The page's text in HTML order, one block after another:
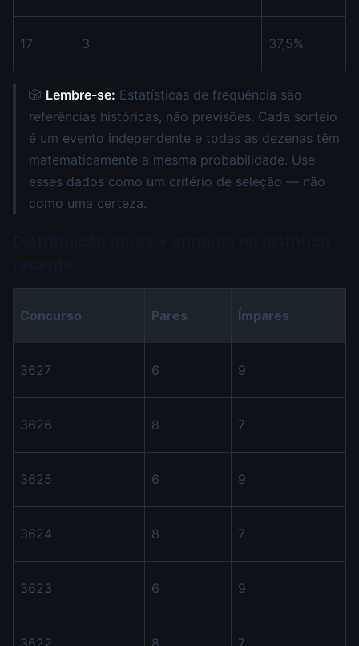
17 3 37,5%
🎲 Lembre-se: Estatísticas de frequência são
referências históricas, não previsões. Cada sorteio
é um evento independente e todas as dezenas têm
matematicamente a mesma probabilidade. Use
esses dados como um critério de seleção — não
como uma certeza.
Concurso Pares Ímpares
3627 6 9
3626 8 7
3625 6 9
3624 8 7
3623 6 9
3622 8 7